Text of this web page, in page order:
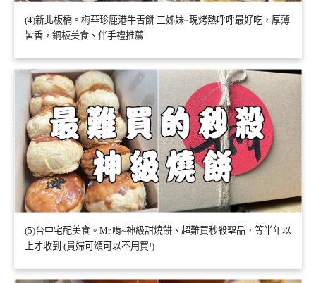
(4)新北板橋。梅華珍鹿港牛舌餅.三姊妹~現烤熱呼呼最好吃，厚薄
皆香，銅板美食、伴手禮推薦
(5)台中宅配美食。Mr.啃~神級甜燒餅、超難買秒殺聖品，等半年以
上才收到 (貴婦可頌可以不用買!)